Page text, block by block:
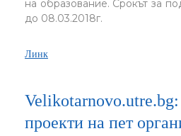
на образование. Срокът за
до 08.03.2018г.
Линк
проекти на пет